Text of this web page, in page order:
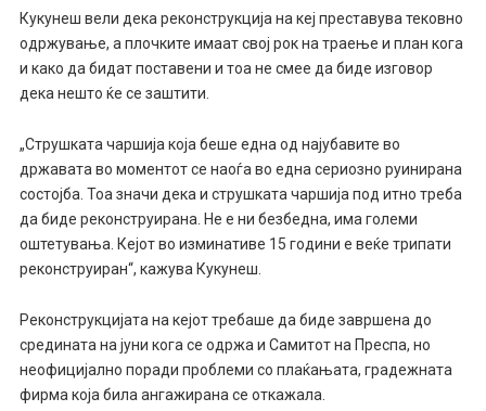
Кукунеш вели дека реконструкција на кеј преставува тековно
одржување, а плочките имаат свој рок на траење и план кога
и како да бидат поставени и тоа не смее да биде изговор
дека нешто ќе се заштити.
„Струшката чаршија која беше една од најубавите во
државата во моментот се наоѓа во една сериозно руинирана
состојба. Тоа значи дека и струшката чаршија под итно треба
да биде реконструирана. Не е ни безбедна, има големи
оштетувања. Кејот во изминативе 15 години е веќе трипати
реконструиран“, кажува Кукунеш.
Реконструкцијата на кејот требаше да биде завршена до
средината на јуни кога се одржа и Самитот на Преспа, но
неофицијално поради проблеми со плаќањата, градежната
фирма која била ангажирана се откажала.